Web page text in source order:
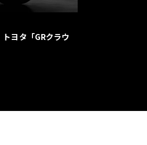
ヨタ「GRクラウ